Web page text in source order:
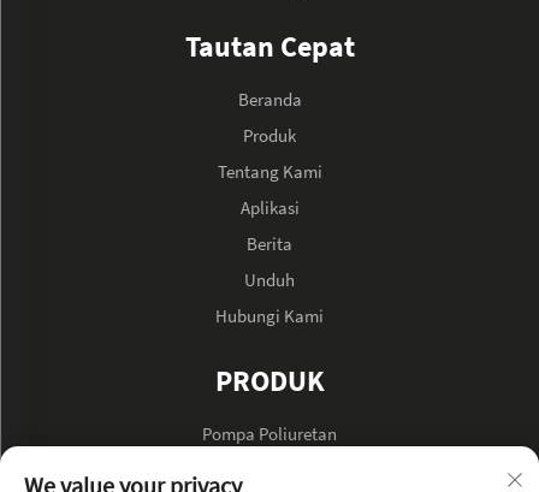
Tautan Cepat
Beranda
Produk
Tentang Kami
Aplikasi
Berita
Unduh
Hubungi Kami
PRODUK
Pompa Poliuretan
We value your privacy